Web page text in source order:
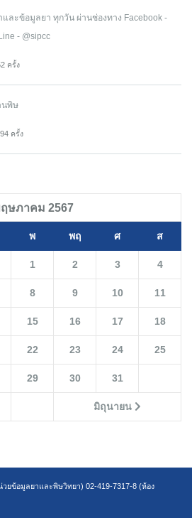
ละข้อมูลยา ทุกวัน ผ่านช่องทาง Facebook -
- @sipcc
ครั้ง
นพิษ
ครั้ง
ษภาคม 2567
พ พฤ ศ ส
มิถุนายน
1 2 3 4
8 9 10 11
15 16 17 18
22 23 24 25
29 30 31
วยข้อมูลยาและพิษวิทยา) 02-419-7317-8 (ห้อง